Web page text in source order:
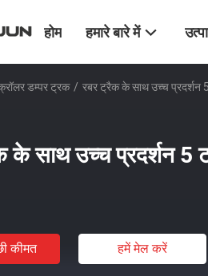
होम हमारे बारे में
डम्पर ट्रक / रबर ट्रैक के साथ उच्च प्रदर्शन
के साथ उच्च प्रदर्शन 5
कीमत हमें मेल करें